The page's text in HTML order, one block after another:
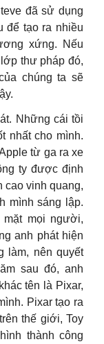
đã sử dụng
để tạo ra nhiều
xứng. Nếu
thư pháp đó,
chúng ta sẽ
Những cái tồi
nhất cho mình.
từ ga ra xe
ty được định
cao vinh quang,
mình sáng lập.
mọi người,
anh phát hiện
làm, nên quyết
sau đó, anh
tên là Pixar,
Pixar tạo ra
thế giới, Toy
thành công